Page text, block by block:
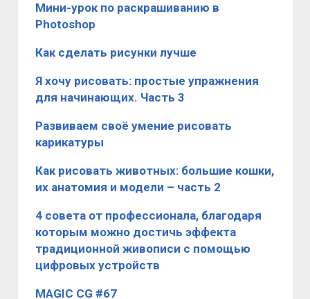
Мини-урок по раскрашиванию в
Photoshop
Как сделать рисунки лучше
Я хочу рисовать: простые упражнения
для начинающих. Часть 3
Развиваем своё умение рисовать
карикатуры
Как рисовать животных: большие кошки,
их анатомия и модели – часть 2
4 совета от профессионала, благодаря
которым можно достичь эффекта
традиционной живописи с помощью
цифровых устройств
MAGIC CG #67